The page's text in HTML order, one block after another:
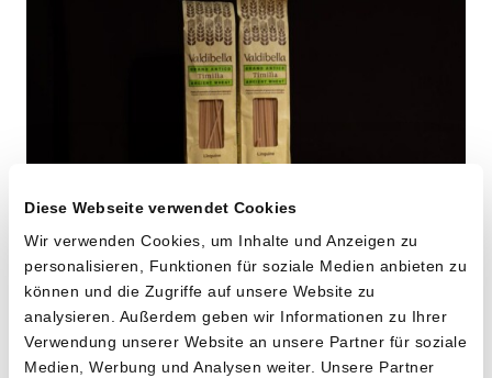
Diese Webseite verwendet Cookies
Wir verwenden Cookies, um Inhalte und Anzeigen zu
personalisieren, Funktionen für soziale Medien anbieten zu
können und die Zugriffe auf unsere Website zu
analysieren. Außerdem geben wir Informationen zu Ihrer
Verwendung unserer Website an unsere Partner für soziale
Medien, Werbung und Analysen weiter. Unsere Partner
Linguine aus «Timilia»
Hartweizen